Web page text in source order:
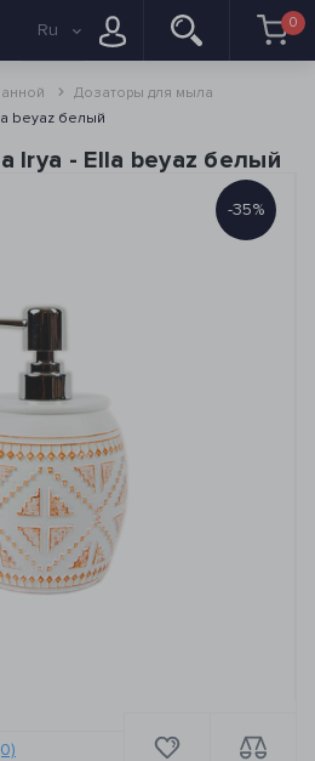
Ru 0
Дозаторы для мыла
beyaz белый
Irya - Ella beyaz белый
-35%